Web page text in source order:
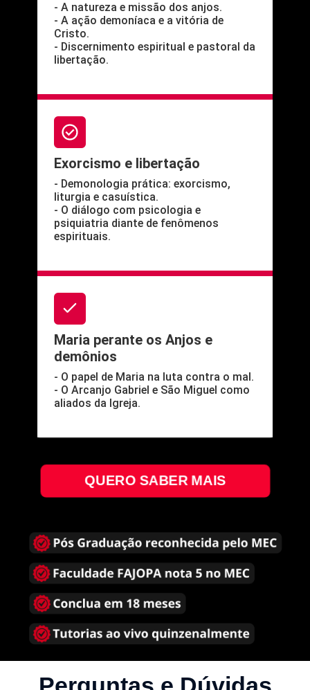
- A natureza e missão dos anjos.
- A ação demoníaca e a vitória de
Cristo.
- Discernimento espiritual e pastoral da
libertação.
Exorcismo e libertação
- Demonologia prática: exorcismo,
liturgia e casuística.
- O diálogo com psicologia e
psiquiatria diante de fenômenos
espirituais.
Maria perante os Anjos e
demônios
- O papel de Maria na luta contra o mal.
- O Arcanjo Gabriel e São Miguel como
aliados da Igreja.
QUERO SABER MAIS